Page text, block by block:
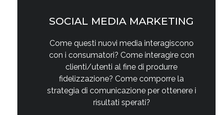
SOCIAL MEDIA MARKETING
Come questi nuovi media interagiscono
con i consumatori? Come interagire con
clienti/utenti al fine di produrre
fidelizzazione? Come comporre la
strategia di comunicazione per ottenere i
risultati sperati?